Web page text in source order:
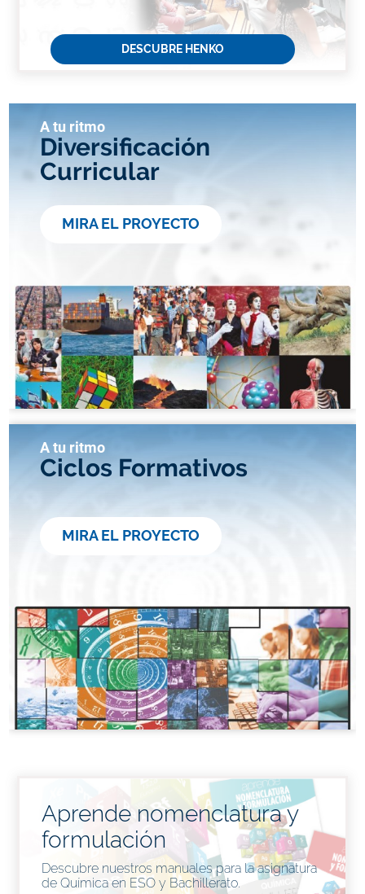
DESCUBRE HENKO
A tu ritmo
Diversificación
Curricular
MIRA EL PROYECTO
A tu ritmo
Ciclos Formativos
MIRA EL PROYECTO
Aprende nomenclatura y
formulación
Descubre nuestros manuales para la asignatura
de Química en ESO y Bachillerato.